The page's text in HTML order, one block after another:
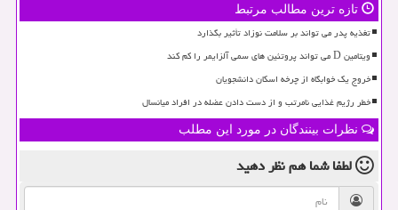
تازه ترین مطالب مرتبط
تغذیه پدر می تواند بر سلامت نوزاد تأثیر بگذارد
ویتامین D می تواند پروتئین های سمی آلزایمر را کم کند
خروج یک خوابگاه از چرخه اسکان دانشجویان
خطر رژیم غذایی نامرتب و از دست دادن عضله در افراد میانسال
نظرات بینندگان در مورد این مطلب
لطفا شما همنظر دهید